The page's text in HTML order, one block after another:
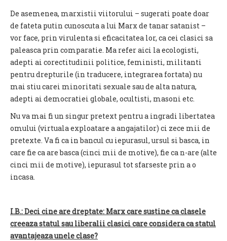
De asemenea, marxistii viitorului – sugerati poate doar
de fateta putin cunoscuta a lui Marx de tanar satanist –
vor face, prin virulenta si eficacitatea lor, ca cei clasici sa
paleasca prin comparatie. Ma refer aici la ecologisti,
adepti ai corectitudinii politice, feministi, militanti
pentru drepturile (in traducere, integrarea fortata) nu
mai stiu carei minoritati sexuale sau de alta natura,
adepti ai democratiei globale, ocultisti, masoni etc.
Nu va mai fi un singur pretext pentru a ingradi libertatea
omului (virtuala exploatare a angajatilor) ci zece mii de
pretexte. Va fi ca in bancul cu iepurasul, ursul si basca, in
care fie ca are basca (cinci mii de motive), fie ca n-are (alte
cinci mii de motive), iepurasul tot sfarseste prin a o
incasa.
I.B.: Deci cine are dreptate: Marx care sustine ca clasele
creeaza statul sau liberalii clasici care considera ca statul
avantajeaza unele clase?